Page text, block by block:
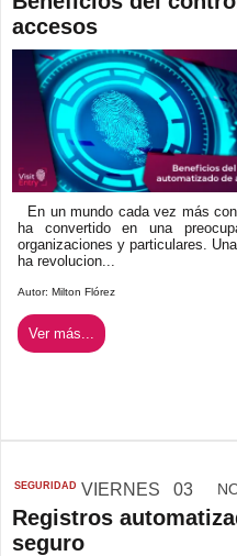
accesos
En un mundo cada vez más
ha convertido en una
organizaciones y particulares.
ha revolucion...
Autor: Milton Flórez
Ver más...
SEGURIDAD VIERNES 03
Registros
seguro